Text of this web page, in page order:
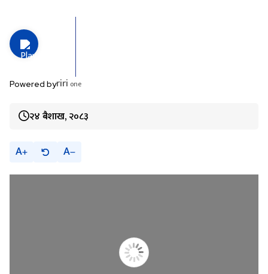
Powered byriri one
२४ बैशाख, २०८३
A A